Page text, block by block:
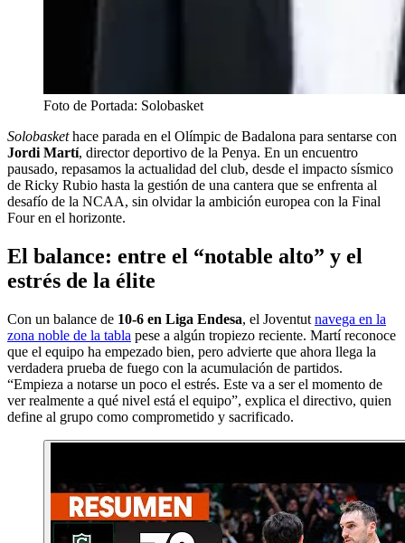
Foto de Portada: Solobasket
Solobaskethace parada en el Olímpic de Badalona para sentarse con
Jordi Martí, director deportivo de la Penya. En un encuentro
pausado, repasamos la actualidad del club, desde el impacto sísmico
de Ricky Rubio hasta la gestión de una cantera que se enfrenta al
desafío de la NCAA, sin olvidar la ambición europea con la Final
Four en el horizonte.
El balance: entre el “notable alto” y el
estrés de la élite
Con un balance de 10-6 en Liga Endesa, el Joventut navega en la
zona noble de la tabla pese a algún tropiezo reciente. Martí reconoce
que el equipo ha empezado bien, pero advierte que ahora llega la
verdadera prueba de fuego con la acumulación de partidos.
“Empieza a notarse un poco el estrés. Este va a ser el momento de
ver realmente a qué nivel está el equipo”, explica el directivo, quien
define al grupo como comprometido y sacrificado.